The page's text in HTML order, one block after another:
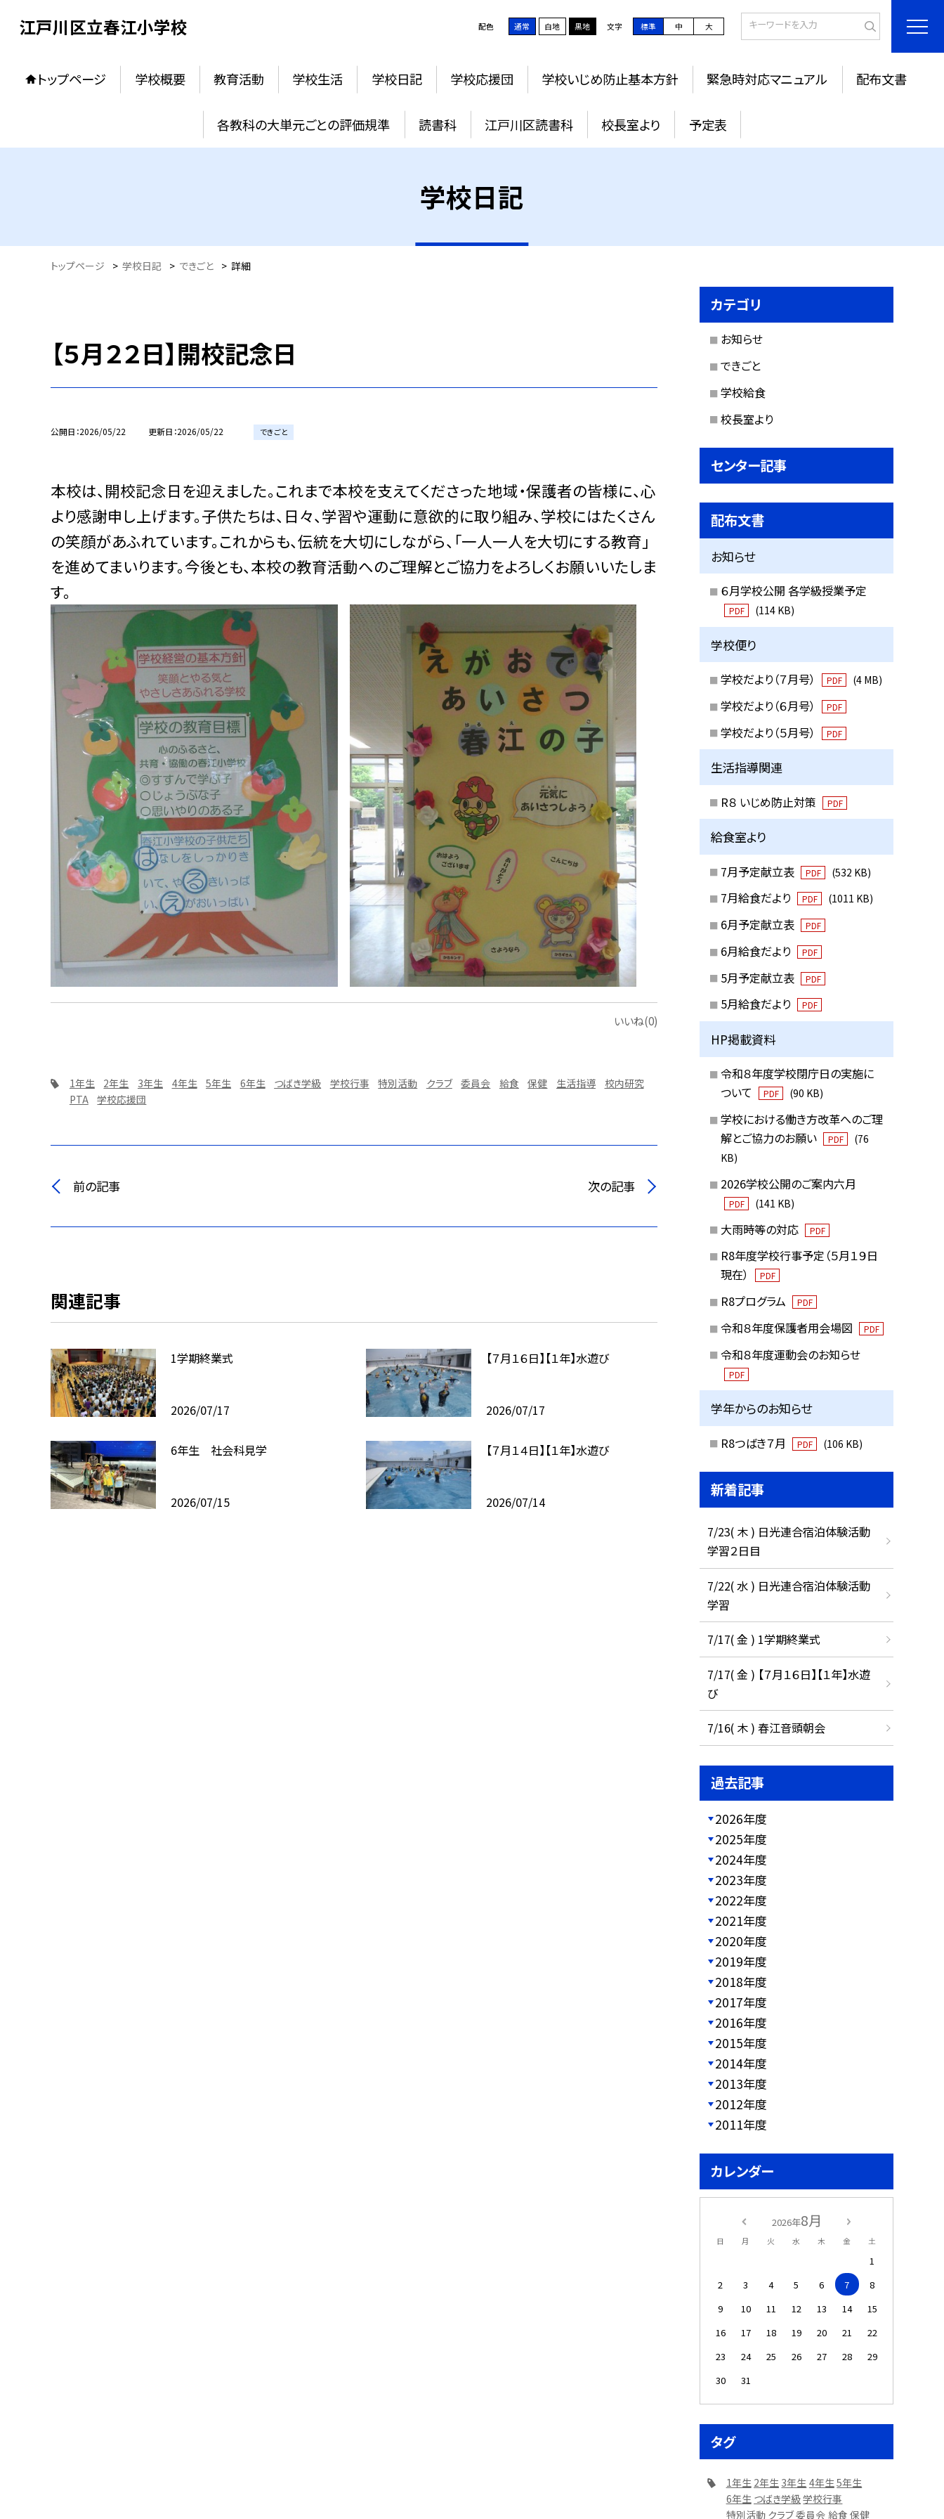
江戸川区立春江小学校 配色 通常 白地 黒地 文字 標準 中 大
トップページ 学校概要 教育活動 学校生活 学校日記 学校応援団 学校いじめ防止基本方針 緊急時対応マニュアル 配布文書
各教科の大単元ごとの評価規準 読書科 江戸川区読書科 校長室より 予定表
学校日記
トップページ > 学校日記 > できごと > 詳細
【５月２２日】開校記念日
公開日 2026/05/22 更新日 2026/05/22 できごと
本校は、開校記念日を迎えました。これまで本校を支えてくださった地域・保護者の皆様に、心
より感謝申し上げます。子供たちは、日々、学習や運動に意欲的に取り組み、学校にはたくさん
の笑顔があふれています。これからも、伝統を大切にしながら、「一人一人を大切にする教育」
を進めてまいります。今後とも、本校の教育活動へのご理解とご協力をよろしくお願いいたしま
す。
いいね(0)
1年生 2年生 3年生 4年生 5年生 6年生 つばき学級 学校行事 特別活動 クラブ 委員会 給食 保健 生活指導
校内研究
PTA
学校応援団
前の記事 次の記事
関連記事
1学期終業式
2026/07/17
【７月１６日】【１年】水遊び
2026/07/17
6年生 社会科見学
2026/07/15
【７月１４日】【１年】水遊び
2026/07/14
カテゴリ
お知らせ
できごと
学校給食
校長室より
センター記事
配布文書
お知らせ
６月学校公開 各学級授業予定
PDF (114 KB)
学校便り
学校だより（７月号） PDF (4 MB)
学校だより（６月号） PDF
学校だより（５月号） PDF
生活指導関連
R８ いじめ防止対策 PDF
給食室より
7月予定献立表 PDF (532 KB)
7月給食だより PDF (1011 KB)
6月予定献立表 PDF
6月給食だより PDF
5月予定献立表 PDF
5月給食だより PDF
HP掲載資料
令和８年度学校閉庁日の実施に
ついて
PDF (90 KB)
学校における働き方改革へのご理
解とご協力のお願い
PDF
(76
KB)
2026学校公開のご案内六月
PDF (141 KB)
大雨時等の対応 PDF
R8年度学校行事予定（５月１９日
現在）
PDF
R8プログラム PDF
令和８年度保護者用会場図 PDF
令和８年度運動会のお知らせ
PDF
学年からのお知らせ
R8つばき７月 PDF (106 KB)
新着記事
7/23( 木 ) 日光連合宿泊体験活動
学習２日目
7/22( 水 ) 日光連合宿泊体験活動
学習
7/17( 金 ) 1学期終業式
7/17( 金 ) 【７月１６日】【１年】水遊
び
7/16( 木 ) 春江音頭朝会
過去記事
2026年度
2025年度
2024年度
2023年度
2022年度
2021年度
2020年度
2019年度
2018年度
2017年度
2016年度
2015年度
2014年度
2013年度
2012年度
2011年度
カレンダー
2026年8月
日 月 火 水 木 金 土
1
2
3 4 5 6 7
8
9
10 11 12 13 14
15
16
17 18 19 20 21
22
23
24 25 26 27 28
29
30
31
タグ
1年生 2年生 3年生 4年生 5年生
6年生 つばき学級学校行事
特別活動 クラブ委員会 給食 保健